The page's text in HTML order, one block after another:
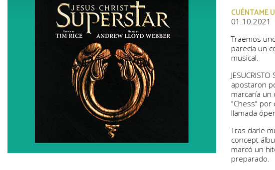
CUÉNTAME
01.10.2021
Traemos
parecía un
musical.
apostaron
marcaría un
"Chess" por
llamada
Tras darle
concept
marcó un
preparado.